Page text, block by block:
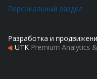
Персональный раздел
Разработка и
UTK Premium Analytics